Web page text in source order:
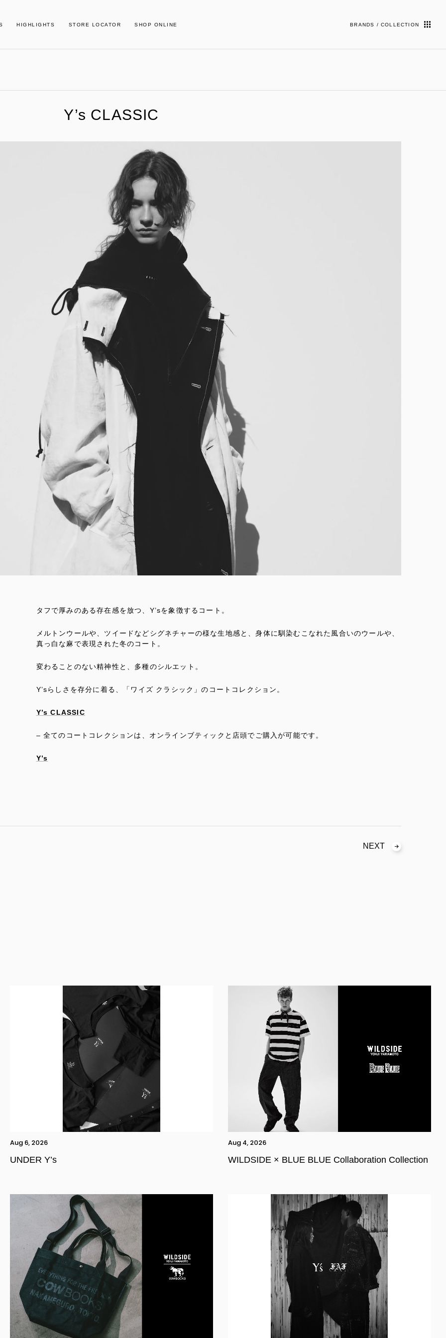
HIGHLIGHTS STORE LOCATOR SHOP ONLINE BRANDS / COLLECTION
Y’s CLASSIC
タフで厚みのある存在感を放つ、Y’sを象徴するコート。
メルトンウールや、ツイードなどシグネチャーの様な生地感と、身体に馴染むこなれた風合いのウールや、
真っ白な麻で表現された冬のコート。
変わることのない精神性と、多種のシルエット。
Y’sらしさを存分に着る、「ワイズ クラシック」のコートコレクション。
Y’s CLASSIC
– 全てのコートコレクションは、オンラインブティックと店頭でご購入が可能です。
Y’s
NEXT
Aug 6, 2026
UNDER Y’s
Aug 4, 2026
WILDSIDE × BLUE BLUE Collaboration Collection